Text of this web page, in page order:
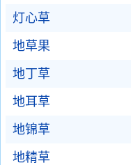
灯心草
地草果
地丁草
地耳草
地锦草
地精草